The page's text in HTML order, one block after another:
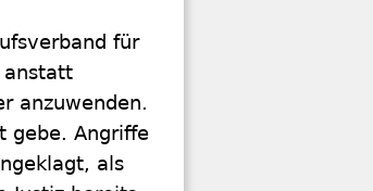
für
anstatt
anzuwenden.
gebe. Angriffe
als